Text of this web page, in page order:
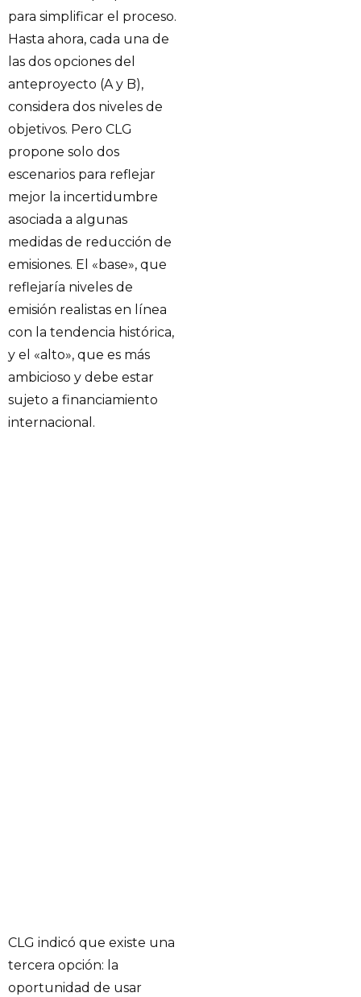
para simplificar el proceso.
Hasta ahora, cada una de
las dos opciones del
anteproyecto (A y B),
considera dos niveles de
objetivos. Pero CLG
propone solo dos
escenarios para reflejar
mejor la incertidumbre
asociada a algunas
medidas de reducción de
emisiones. El «base», que
reflejaría niveles de
emisión realistas en línea
con la tendencia histórica,
y el «alto», que es más
ambicioso y debe estar
sujeto a financiamiento
internacional.
CLG indicó que existe una
tercera opción: la
oportunidad de usar